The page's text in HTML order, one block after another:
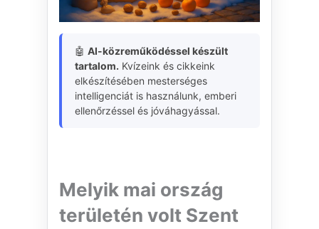
🤖 AI-közreműködéssel készült
tartalom. Kvízeink és cikkeink
elkészítésében mesterséges
intelligenciát is használunk, emberi
ellenőrzéssel és jóváhagyással.
Melyik mai ország
területén volt Szent